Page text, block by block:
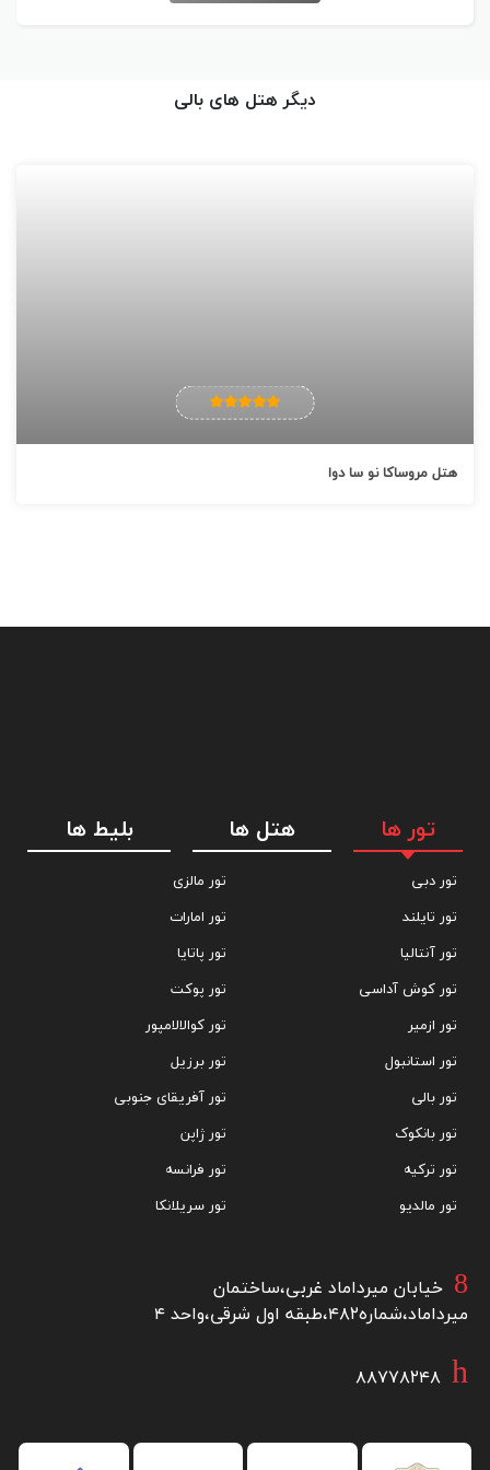
دیگر هتل های بالی
هتل مروساکا نو سا دوا
تور ها هتل ها بلیط ها
تور دبی
تور تایلند
تور آنتالیا
تور کوش آداسی
تور ازمیر
تور استانبول
تور بالی
تور بانکوک
تور ترکیه
تور مالدیو
تور مالزی
تور امارات
تور پاتایا
تور پوکت
تور کوالالامپور
تور برزیل
تور آفریقای جنوبی
تور ژاپن
تور فرانسه
تور سریلانکا
خیابان میرداماد غربی،ساختمان
میرداماد،شماره۴۸۲،طبقه اول شرقی،واحد ۴